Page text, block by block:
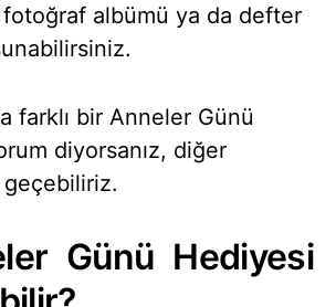
albümü ya da defter
farklı bir Anneler Günü
diyorsanız, diğer
Günü Hediyesi